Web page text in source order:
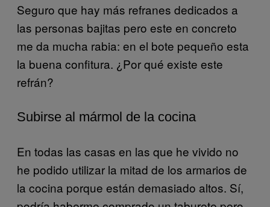
Seguro que hay más refranes dedicados a
las personas bajitas pero este en concreto
me da mucha rabia: en el bote pequeño esta
la buena confitura. ¿Por qué existe este
refrán?
Subirse al mármol de la cocina
En todas las casas en las que he vivido no
he podido utilizar la mitad de los armarios de
la cocina porque están demasiado altos. Sí,